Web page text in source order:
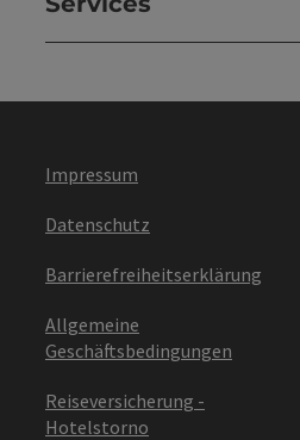
Impressum
Datenschutz
Barrierefreiheitserklärung
Allgemeine
Geschäftsbedingungen
Reiseversicherung -
Hotelstorno